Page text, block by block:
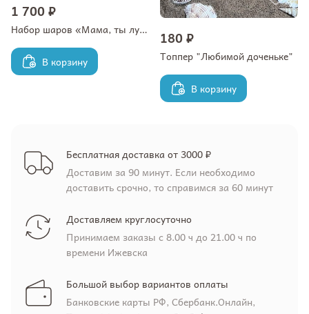
1 700 ₽
Набор шаров «Мама, ты лучшая»
В корзину
180 ₽
Топпер "Любимой доченьке"
В корзину
Бесплатная доставка от 3000 ₽
Доставим за 90 минут. Если необходимо
доставить срочно, то справимся за 60 минут
Доставляем круглосуточно
Принимаем заказы с 8.00 ч до 21.00 ч по
времени Ижевска
Большой выбор вариантов оплаты
Банковские карты РФ, Сбербанк.Онлайн,